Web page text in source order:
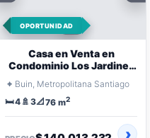
OPORTUNIDAD
Casa en Venta en
Condominio Los Jardines
Dormitorios
⌖ Buin, Metropolitana Santiago
🛏️4 🚿 3📐76 m2